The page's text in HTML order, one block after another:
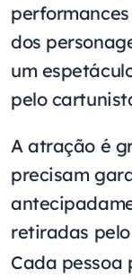
dos
um
pelo
A atração é
precisam
retiradas
Cada